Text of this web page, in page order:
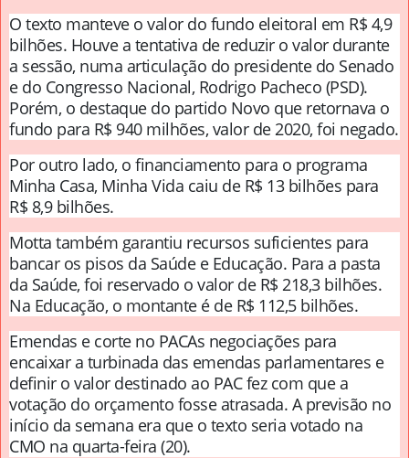
O texto manteve o valor do fundo eleitoral em R$ 4,9
bilhões. Houve a tentativa de reduzir o valor durante
a sessão, numa articulação do presidente do Senado
e do Congresso Nacional, Rodrigo Pacheco (PSD).
Porém, o destaque do partido Novo que retornava o
fundo para R$ 940 milhões, valor de 2020, foi negado.
Por outro lado, o financiamento para o programa
Minha Casa, Minha Vida caiu de R$ 13 bilhões para
R$ 8,9 bilhões.
Motta também garantiu recursos suficientes para
bancar os pisos da Saúde e Educação. Para a pasta
da Saúde, foi reservado o valor de R$ 218,3 bilhões.
Na Educação, o montante é de R$ 112,5 bilhões.
Emendas e corte no PACAs negociações para
encaixar a turbinada das emendas parlamentares e
definir o valor destinado ao PAC fez com que a
votação do orçamento fosse atrasada. A previsão no
início da semana era que o texto seria votado na
CMO na quarta-feira (20).